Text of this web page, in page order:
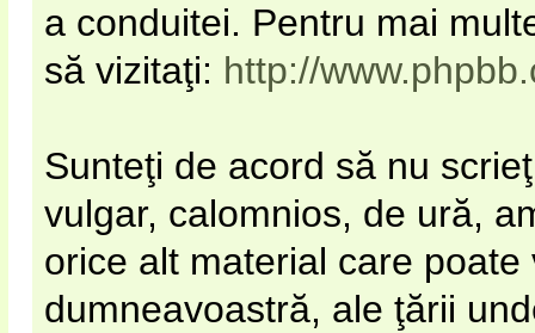
a conduitei. Pentru mai
să vizitaţi: http://
Sunteţi de acord să nu
vulgar, calomnios, de ură,
orice alt material care
dumneavoastră, ale ţării